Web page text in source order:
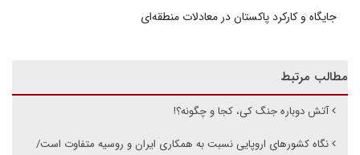
جایگاه و کارکرد پاکستان در معادلات منطقه‌ای
مطالب مرتبط
آتش دوباره جنگ کی، کجا و چگونه؟!
نگاه کشورهای اروپایی نسبت به همکاری ایران و روسیه متفاوت است/